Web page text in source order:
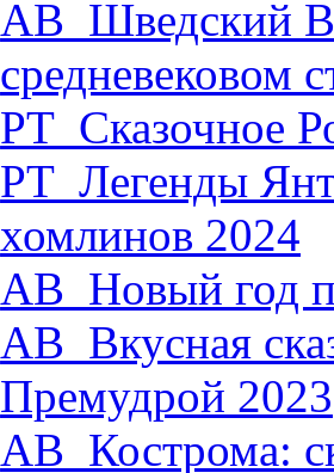
АВ_Шведский
средневековом
РТ_Сказочное
РТ_Легенды
хомлинов 2024
АВ_Новый год
АВ_Вкусная
Премудрой 2023
АВ_Кострома: